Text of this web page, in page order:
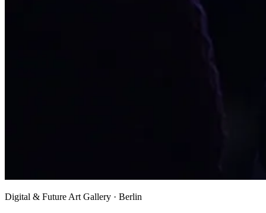
Digital & Future Art Gallery · Berlin